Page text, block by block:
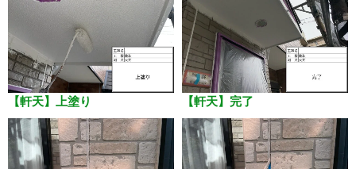
【軒天】上塗り 【軒天】完了